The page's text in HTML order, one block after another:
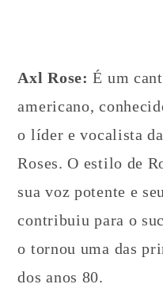
Axl Rose: É um
americano,
o líder e vocalista
Roses. O estilo de
sua voz potente e
contribuiu para o
o tornou uma das
dos anos 80.